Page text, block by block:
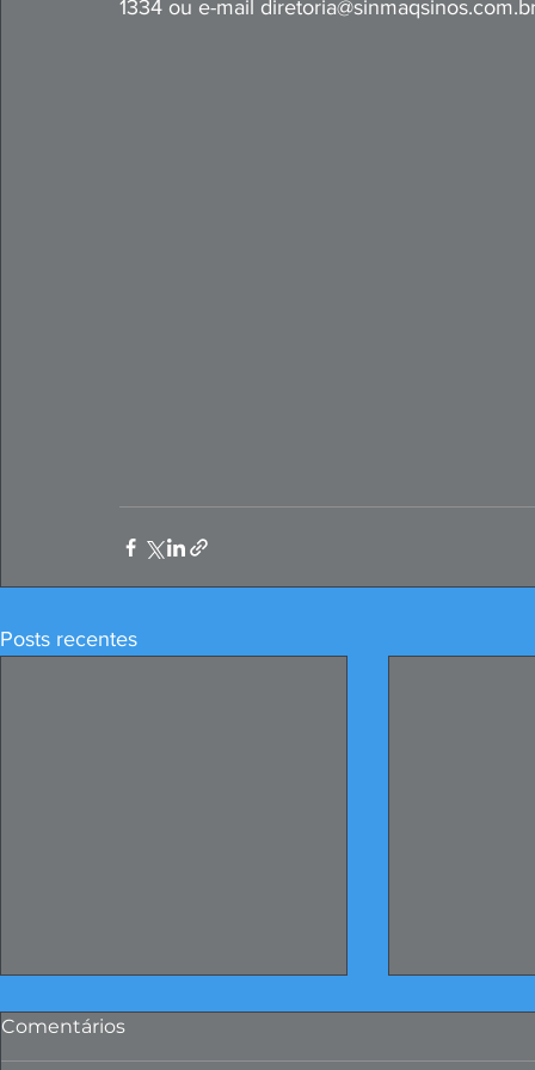
1334 ou e-mail
Posts recentes
Comentários